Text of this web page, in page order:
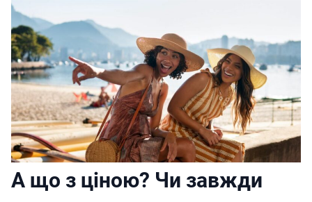
А що з ціною? Чи завжди